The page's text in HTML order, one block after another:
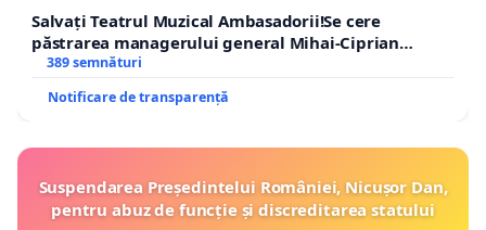
Salvați Teatrul Muzical Ambasadorii!Se cere
păstrarea managerului general Mihai-Ciprian
ROGOJAN
389 semnături
Notificare de transparență
Suspendarea Președintelui României, Nicușor Dan,
pentru abuz de funcție și discreditarea statului